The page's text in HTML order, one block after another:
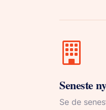
Seneste
Se de